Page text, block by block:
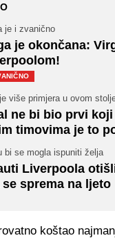
je i zvanično
je okončana:
više primjera u ovom
ne bi bio prvi
timovima je to
bi se mogla ispuniti želja
Liverpoola
se sprema na ljeto
koštao